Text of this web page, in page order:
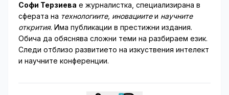
Софи Терзиева е журналистка, специализирана в
сферата на технологиите, иновациитеи научните
открития. Има публикации в престижни издания.
Обича да обяснява сложни теми на разбираем език.
Следи отблизо развитието на изкуствения интелект
и научните конференции.